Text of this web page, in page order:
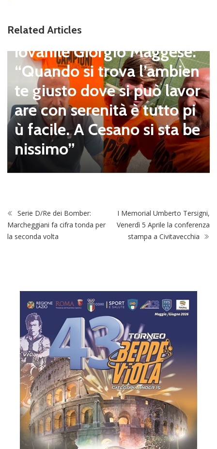
Related Articles
Cesano, il DS del settore g
iovanile Giorgio Maggese:
“Quando si trova l’ambien
te giusto dove si può lavor
are con serenità è tutto pi
ù facile. A Cesano si sta be
nissimo”
Serie D/Re dei Bomber:
Marcheggiani fa cifra tonda per
la seconda volta
I Memorial Umberto Tersigni,
Venerdì 5 Aprile la conferenza
stampa a Civitavecchia